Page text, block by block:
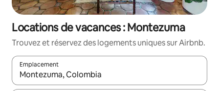
Locations de vacances : Montezuma
Trouvez et réservez des logements uniques sur Airbnb.
Emplacement
Quand les résultats sont affichés, parcourez-les en utilisant